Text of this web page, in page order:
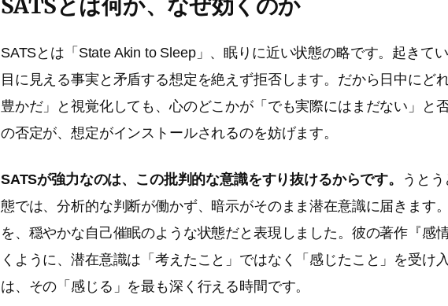
SATSとは何か、なぜ効くのか
SATSとは「State Akin to Sleep」、眠りに近い状態の略です。起きて
目に見える事実と矛盾する想定を絶えず拒否します。だから日中にど
豊かだ」と視覚化しても、心のどこかが「でも実際にはまだない」と
の否定が、想定がインストールされるのを妨げます。
SATSが強力なのは、この批判的な意識をすり抜けるからです。
うと
態では、分析的な判断が働かず、暗示がそのまま潜在意識に届きます
を、穏やかな自己催眠のような状態だと表現しました。彼の著作『感
くように、潜在意識は「考えたこと」ではなく「感じたこと」を受け
は、その「感じる」を最も深く行える時間です。